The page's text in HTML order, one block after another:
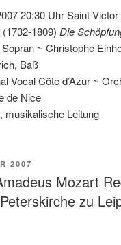
20:30 Uhr Saint-
1809) Die
~ Christophe
Baß
Vocal Côte d’Azur ~
de Nice
musikalische Leitung
2007
Mozart
zu